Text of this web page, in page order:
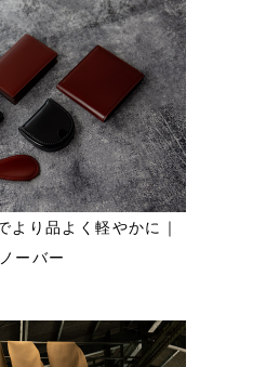
より品よく軽やかに｜
ーバー